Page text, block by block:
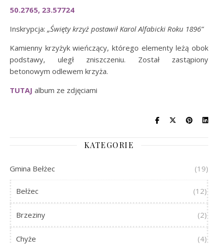
50.2765, 23.57724
Inskrypcja: „Święty krzyż postawił Karol Alfabicki Roku 1896”
Kamienny krzyżyk wieńczący, którego elementy leżą obok
podstawy, uległ zniszczeniu. Został zastąpiony
betonowym odlewem krzyża.
TUTAJ album ze zdjęciami
KATEGORIE
Gmina Bełżec (19)
Bełżec (12)
Brzeziny (2)
Chyże (4)